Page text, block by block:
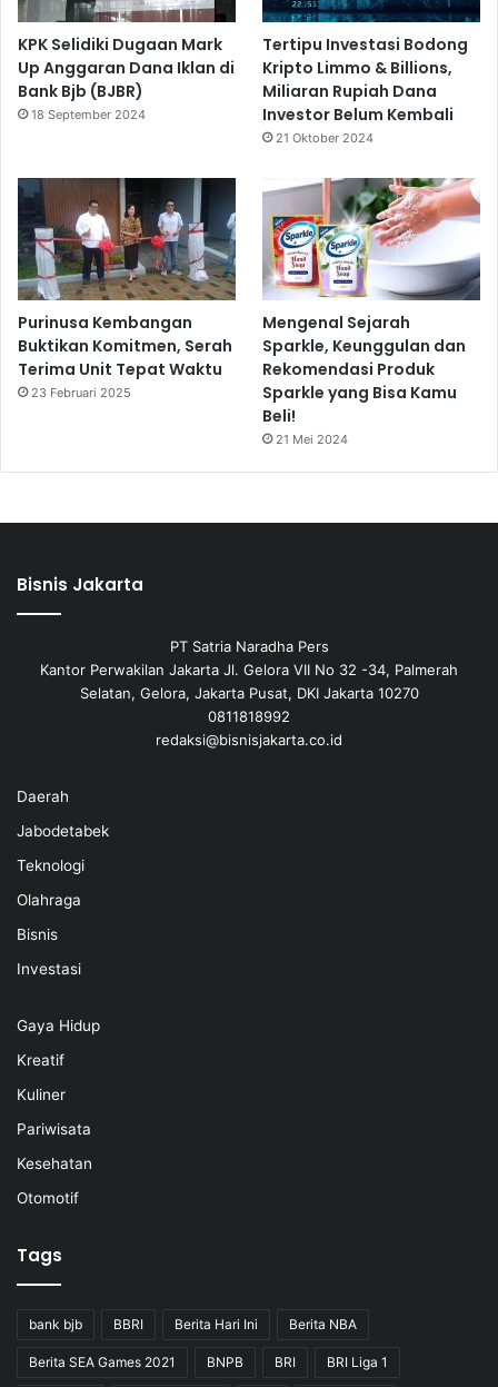
KPK Selidiki Dugaan Mark
Up Anggaran Dana Iklan di
Bank Bjb (BJBR)
18 September 2024
Tertipu Investasi Bodong
Kripto Limmo & Billions,
Miliaran Rupiah Dana
Investor Belum Kembali
21 Oktober 2024
Purinusa Kembangan
Buktikan Komitmen, Serah
Terima Unit Tepat Waktu
23 Februari 2025
Mengenal Sejarah
Sparkle, Keunggulan dan
Rekomendasi Produk
Sparkle yang Bisa Kamu
Beli!
21 Mei 2024
Bisnis Jakarta
PT Satria Naradha Pers
Kantor Perwakilan Jakarta Jl. Gelora VII No 32 -34, Palmerah
Selatan, Gelora, Jakarta Pusat, DKI Jakarta 10270
0811818992
redaksi@bisnisjakarta.co.id
Daerah
Jabodetabek
Teknologi
Olahraga
Bisnis
Investasi
Gaya Hidup
Kreatif
Kuliner
Pariwisata
Kesehatan
Otomotif
Tags
bank bjb BBRI Berita Hari Ini Berita NBA
Berita SEA Games 2021 BNPB BRI BRI Liga 1